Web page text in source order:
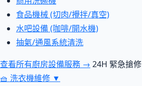
食品機械 (切肉/攪拌/真空)
水吧設備 (咖啡/開水機)
抽氣/通風系統清洗
查看所有廚房設備服務 → 24H 緊急搶修
🧺 洗衣機維修 ▼